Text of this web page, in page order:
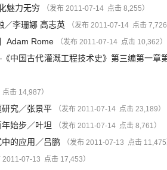
魅力无穷 （发布 2011-07-14 点击 8,255）
／李珊娜 高志英 （发布 2011-07-14 点击 7,726
］Adam Rome （发布 2011-07-14 点击 10,362）
中国古代灌溉工程技术史》第三编第一章
击 14,987）
研究／张景平 （发布 2011-07-14 点击 23,189）
始步／叶坦 （发布 2011-07-14 点击 8,761）
的应用 ／吕鹏 （发布 2011-07-13 点击 11,475
2011-07-13 点击 17,453）